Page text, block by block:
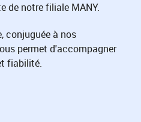
de notre filiale MANY.
conjuguée à nos
permet d'accompagner
fiabilité.